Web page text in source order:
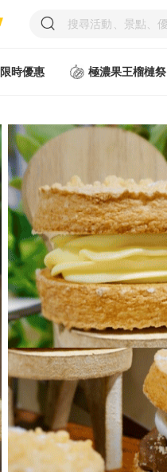
限時優惠 極濃果王榴槤祭